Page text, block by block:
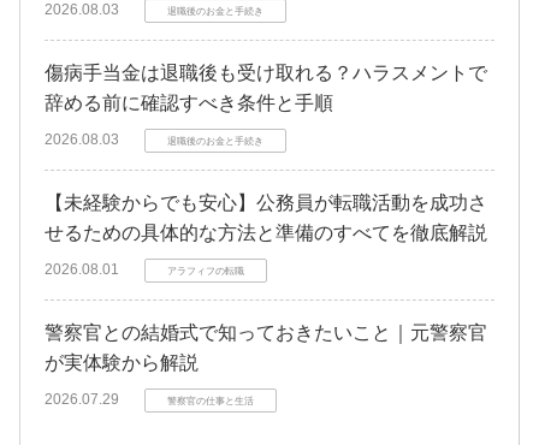
2026.08.03 退職後のお金と手続き
傷病手当金は退職後も受け取れる？ハラスメントで
辞める前に確認すべき条件と手順
2026.08.03 退職後のお金と手続き
【未経験からでも安心】公務員が転職活動を成功さ
せるための具体的な方法と準備のすべてを徹底解説
2026.08.01 アラフィフの転職
警察官との結婚式で知っておきたいこと｜元警察官
が実体験から解説
2026.07.29 警察官の仕事と生活